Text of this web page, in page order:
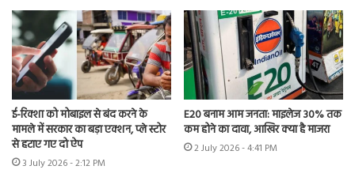
ई-रिक्शा को मोबाइल से बंद करने के
मामले में सरकार का बड़ा एक्शन, प्ले स्टोर
से हटाए गए दो ऐप
3 July 2026 - 2:12 PM
E20 बनाम आम जनता: माइलेज 30% तक
कम होने का दावा, आखिर क्या है माजरा
2 July 2026 - 4:41 PM